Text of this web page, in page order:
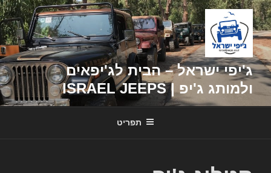
דילוג
לתוכן
ג'יפי ישראל – הבית לג'יפאים
ולמותג ג'יפ | ISRAEL JEEPS
תפריט